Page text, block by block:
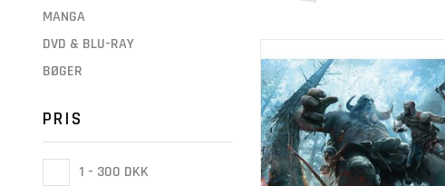
MANGA
DVD & BLU-RAY
BØGER
PRIS
1 - 300 DKK